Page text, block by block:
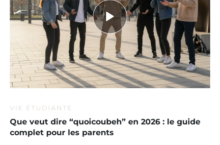
VIE ÉTUDIANTE
Que veut dire “quoicoubeh” en 2026 : le guide
complet pour les parents